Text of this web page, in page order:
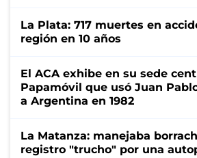
La Plata: 717 muertes en
región en 10 años
El ACA exhibe en su sede
Papamóvil que usó Juan
a Argentina en 1982
La Matanza: manejaba
registro "trucho" por una